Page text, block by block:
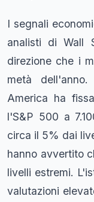
I segnali
analisti di Wall
direzione che i
metà
America ha
l'S&P 500 a
circa il 5% dai
hanno avvertito
livelli estremi.
valutazioni